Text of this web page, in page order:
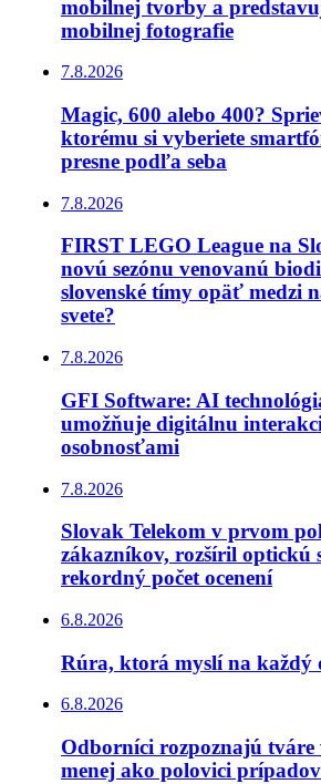
mobilnej tvorby a
mobilnej fotografie
7.8.2026
Magic, 600 alebo 400?
ktorému si vyberiete
presne podľa seba
7.8.2026
FIRST LEGO League na
novú sezónu venovanú
slovenské tímy opäť medzi
svete?
7.8.2026
GFI Software: AI
umožňuje digitálnu
osobnosťami
7.8.2026
Slovak Telekom v prvom
zákazníkov, rozšíril optickú
rekordný počet ocenení
6.8.2026
Rúra, ktorá myslí na každý
6.8.2026
Odborníci rozpoznajú
menej ako polovici prípadov